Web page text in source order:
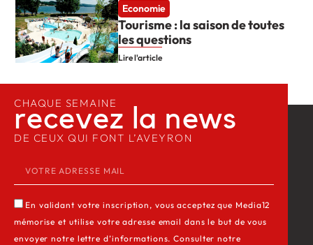
Economie
Tourisme : la saison de toutes
les questions
Lire l'article
CHAQUE SEMAINE
recevez la news​
DE CEUX QUI FONT L’AVEYRON
En validant votre inscription, vous acceptez que Media12
mémorise et utilise votre adresse email dans le but de vous
envoyer notre lettre d’informations. Consulter notre